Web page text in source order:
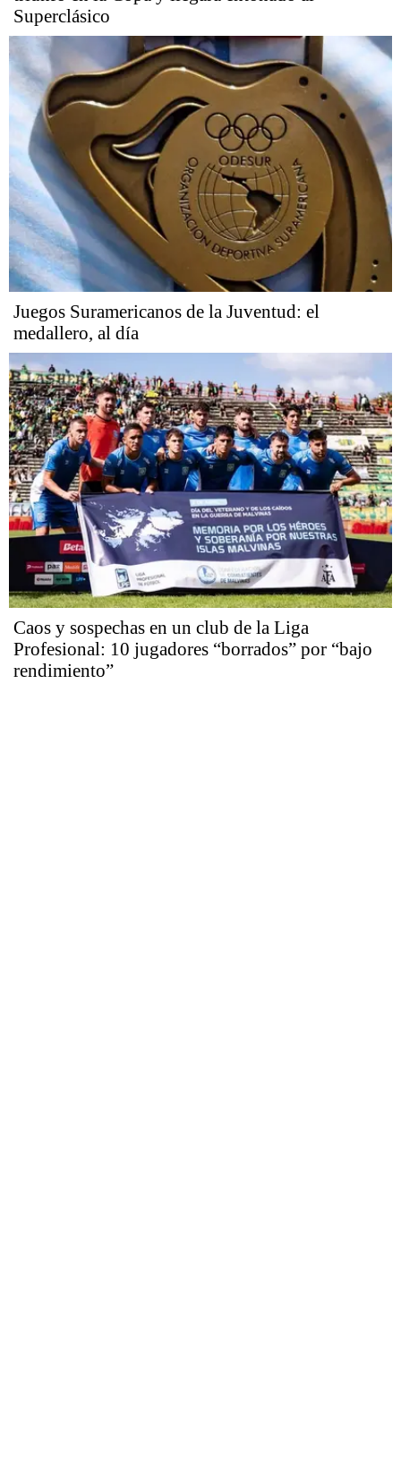
Superclásico
Juegos Suramericanos de la Juventud: el
medallero, al día
Caos y sospechas en un club de la Liga
Profesional: 10 jugadores “borrados” por “bajo
rendimiento”